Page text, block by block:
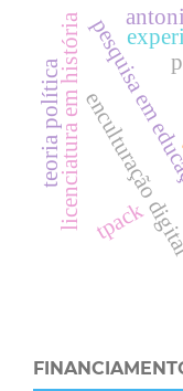
pesquisa
tpack
licenciatura em história
teoria política